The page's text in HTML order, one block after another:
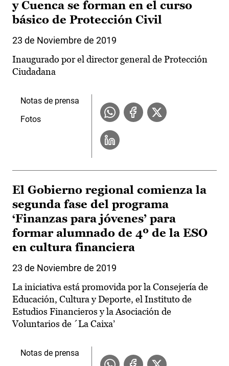
y Cuenca se forman en el curso
básico de Protección Civil
23 de Noviembre de 2019
Inaugurado por el director general de Protección
Ciudadana
Notas de prensa
Fotos
El Gobierno regional comienza la
segunda fase del programa
‘Finanzas para jóvenes’ para
formar alumnado de 4º de la ESO
en cultura financiera
23 de Noviembre de 2019
La iniciativa está promovida por la Consejería de
Educación, Cultura y Deporte, el Instituto de
Estudios Financieros y la Asociación de
Voluntarios de ´La Caixa’
Notas de prensa